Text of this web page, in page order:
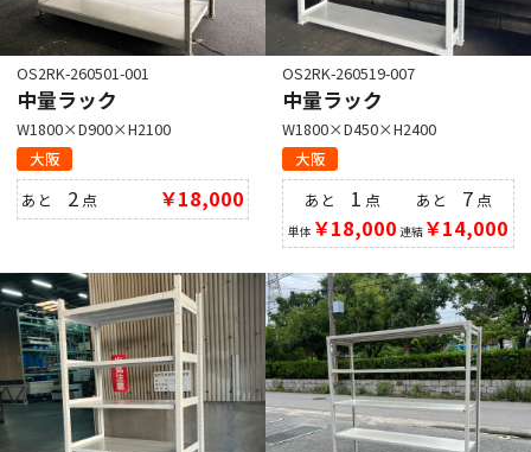
OS2RK-260501-001
中量ラック
W1800×D900×H2100
大阪
あと 2 点 ￥18,000
OS2RK-260519-007
中量ラック
W1800×D450×H2400
大阪
あと 1 点
単体 ￥18,000
あと 7点
連結￥14,000